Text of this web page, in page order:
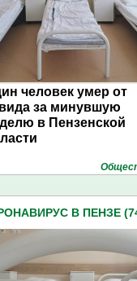
человек умер от
за минувшую
в Пензенской
В ПЕНЗЕ